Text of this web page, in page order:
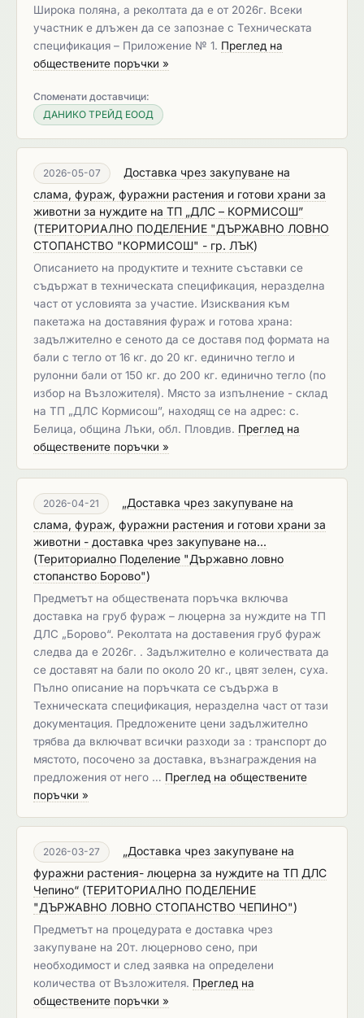
Широка поляна, а реколтата да е от 2026г. Всеки
участник е длъжен да се запознае с Техническата
спецификация – Приложение № 1. Преглед на
обществените поръчки »
Споменати доставчици:
ДАНИКО ТРЕЙД ЕООД
2026-05-07
Доставка чрез закупуване на
слама, фураж, фуражни растения и готови храни за
животни за нуждите на ТП „ДЛС – КОРМИСОШ”
(ТЕРИТОРИАЛНО ПОДЕЛЕНИЕ "ДЪРЖАВНО ЛОВНО
СТОПАНСТВО "КОРМИСОШ" - гр. ЛЪК)
Описанието на продуктите и техните съставки се
съдържат в техническата спецификация, неразделна
част от условията за участие. Изисквания към
пакетажа на доставяния фураж и готова храна:
задължително е сеното да се доставя под формата на
бали с тегло от 16 кг. до 20 кг. единично тегло и
рулонни бали от 150 кг. до 200 кг. единично тегло (по
избор на Възложителя). Място за изпълнение - склад
на ТП „ДЛС Кормисош”, находящ се на адрес: с.
Белица, община Лъки, обл. Пловдив. Преглед на
обществените поръчки »
2026-04-21
„Доставка чрез закупуване на
слама, фураж, фуражни растения и готови храни за
животни - доставка чрез закупуване на...
(Териториално Поделение "Държавно ловно
стопанство Борово")
Предметът на обществената поръчка включва
доставка на груб фураж – люцерна за нуждите на ТП
ДЛС „Борово“. Реколтата на доставения груб фураж
следва да е 2026г. . Задължително е количествата да
се доставят на бали по около 20 кг., цвят зелен, суха.
Пълно описание на поръчката се съдържа в
Техническата спецификация, неразделна част от тази
документация. Предложените цени задължително
трябва да включват всички разходи за : транспорт до
мястото, посочено за доставка, възнаграждения на
предложения от него … Преглед на обществените
поръчки »
2026-03-27
„Доставка чрез закупуване на
фуражни растения- люцерна за нуждите на ТП ДЛС
Чепино“ (ТЕРИТОРИАЛНО ПОДЕЛЕНИЕ
"ДЪРЖАВНО ЛОВНО СТОПАНСТВО ЧЕПИНО")
Предметът на процедурата е доставка чрез
закупуване на 20т. люцерново сено, при
необходимост и след заявка на определени
количества от Възложителя. Преглед на
обществените поръчки »